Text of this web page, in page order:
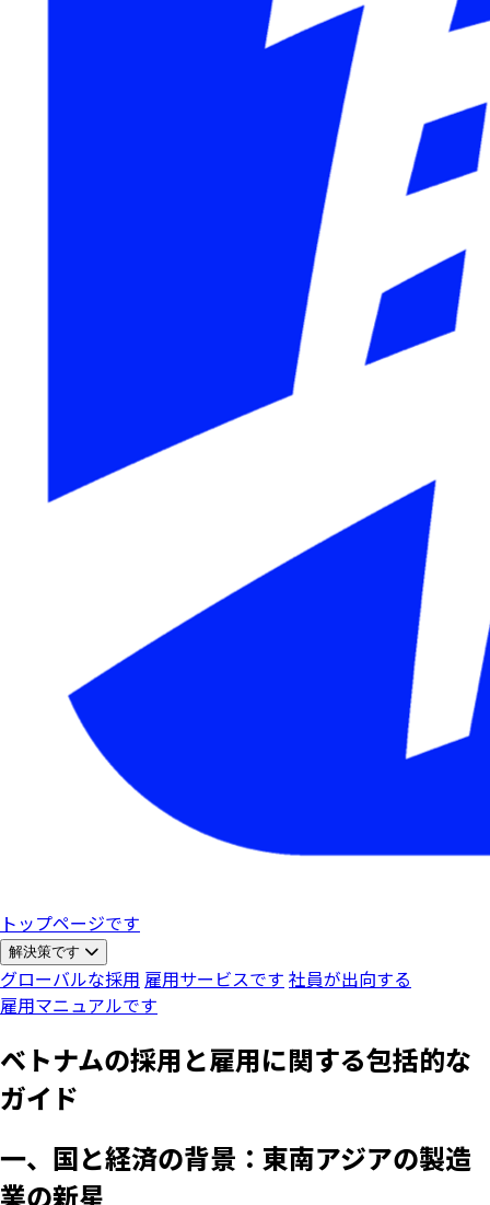
トップページです
解決策です
グローバルな採用 雇用サービスです 社員が出向する
雇用マニュアルです
ベトナムの採用と雇用に関する包括的な
ガイド
一、国と経済の背景：東南アジアの製造
業の新星